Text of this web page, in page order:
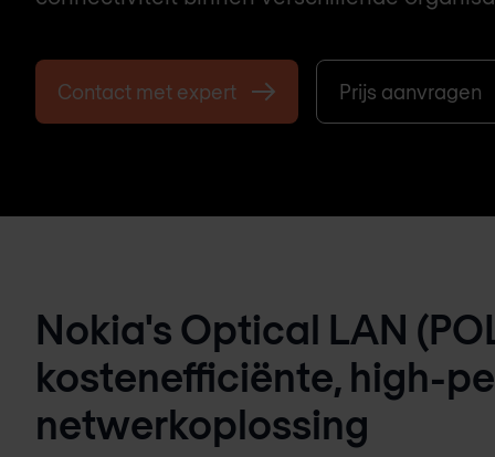
Contact met expert Prijs aanvragen
Nokia's Optical LAN
kostenefficiënte, high-
netwerkoplossing